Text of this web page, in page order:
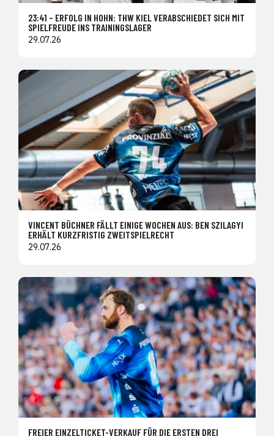
23:41 – ERFOLG IN HOHN: THW KIEL VERABSCHIEDET SICH MIT
SPIELFREUDE INS TRAININGSLAGER
29.07.26
VINCENT BÜCHNER FÄLLT EINIGE WOCHEN AUS: BEN SZILAGYI
ERHÄLT KURZFRISTIG ZWEITSPIELRECHT
29.07.26
FREIER EINZELTICKET-VERKAUF FÜR DIE ERSTEN DREI